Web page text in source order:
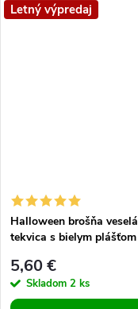
Letný výpredaj
Halloween brošňa veselá
tekvica s bielym plášťom
5,60 €
Skladom 2 ks